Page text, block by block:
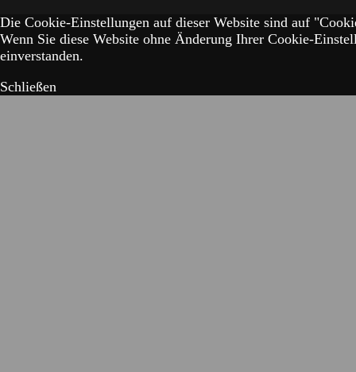
Die Cookie-Einstellungen auf dieser Website sind auf
Wenn Sie diese Website ohne Änderung Ihrer Cookie-
einverstanden.
Schließen